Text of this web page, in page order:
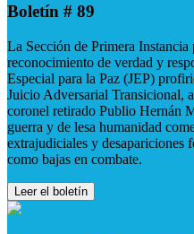
Boletín # 89
La Sección de Primera Instancia
reconocimiento de verdad y
Especial para la Paz (JEP)
Juicio Adversarial Transicional,
coronel retirado Publio Hernán
guerra y de lesa humanidad
extrajudiciales y desapariciones
como bajas en combate.
Leer el boletín